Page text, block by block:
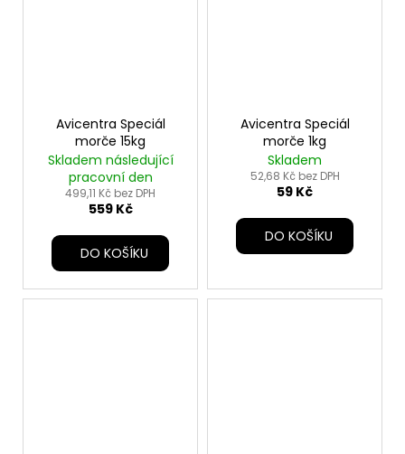
Avicentra Speciál
morče 15kg
Skladem následující
pracovní den
499,11 Kč bez DPH
559 Kč
DO KOŠÍKU
Avicentra Speciál
morče 1kg
Skladem
52,68 Kč bez DPH
59 Kč
DO KOŠÍKU